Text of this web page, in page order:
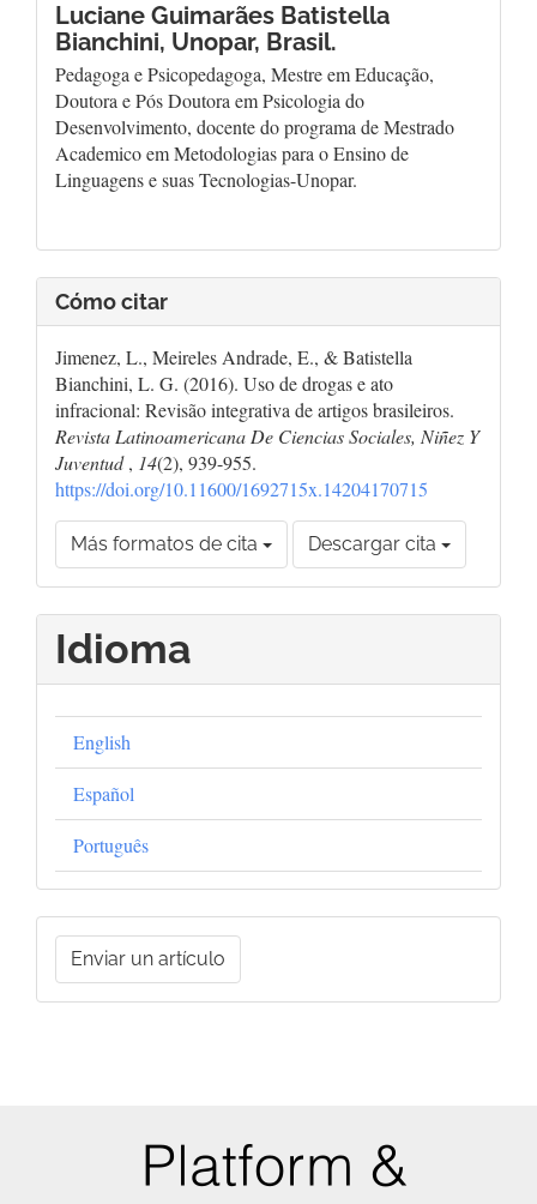
Luciane Guimarães Batistella
Bianchini, Unopar, Brasil.
Pedagoga e Psicopedagoga, Mestre em Educação,
Doutora e Pós Doutora em Psicologia do
Desenvolvimento, docente do programa de Mestrado
Academico em Metodologias para o Ensino de
Linguagens e suas Tecnologias-Unopar.
Cómo citar
Jimenez, L., Meireles Andrade, E., & Batistella
Bianchini, L. G. (2016). Uso de drogas e ato
infracional: Revisão integrativa de artigos brasileiros.
Revista Latinoamericana De Ciencias Sociales, Niñez Y
Juventud, 14(2), 939-955.
https://doi.org/10.11600/1692715x.14204170715
Más formatos de cita Descargar cita
Idioma
English
Español
Português
Enviar
unEnviar un artículo